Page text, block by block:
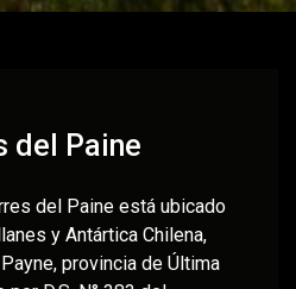
del Paine
del Paine está ubicado
y Antártica Chilena,
provincia de Última